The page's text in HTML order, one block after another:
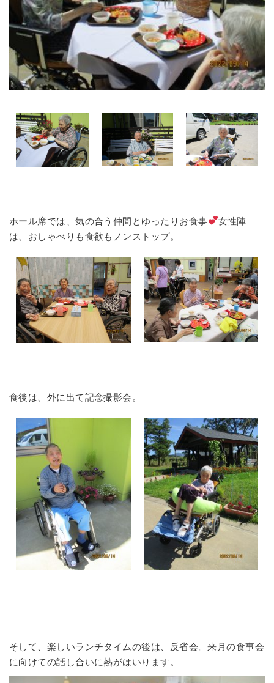
ホール席では、気の合う仲間とゆったりお食事
女性陣
は、おしゃべりも食欲もノンストップ。
食後は、外に出て記念撮影会。
そして、楽しいランチタイムの後は、反省会。来月の食事会
に向けての話し合いに熱がはいります。